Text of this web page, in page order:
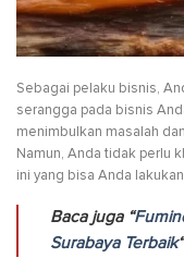
Sebagai pelaku bisnis,
serangga pada bisnis
menimbulkan masalah
Namun, Anda tidak perlu
ini yang bisa Anda
Baca juga “
Surabaya Terbaik“